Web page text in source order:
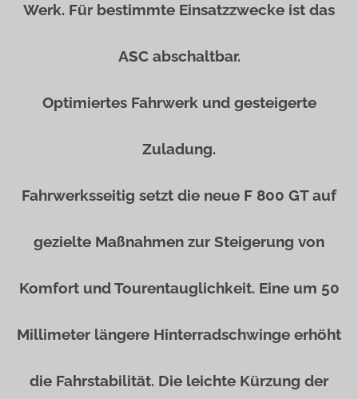
Werk. Für bestimmte Einsatzzwecke ist das
ASC abschaltbar.
Optimiertes Fahrwerk und gesteigerte
Zuladung.
Fahrwerksseitig setzt die neue F 800 GT auf
gezielte Maßnahmen zur Steigerung von
Komfort und Tourentauglichkeit. Eine um 50
Millimeter längere Hinterradschwinge erhöht
die Fahrstabilität. Die leichte Kürzung der